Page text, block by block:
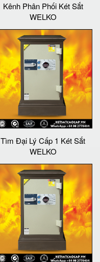
Kênh Phân Phối Két Sắt
WELKO
Tìm Đại Lý Cấp 1 Két Sắt
WELKO